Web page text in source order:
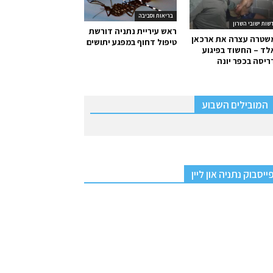
בריאות וסביבה
ראש עיריית נתניה דורשת
טיפול דחוף במפגע יתושים
ישובי השרון
עצרה את ארכאן
– החשוד בפיגוע
בכפר יונה
המובילים השבוע
פייסבוק נתניה און ליין